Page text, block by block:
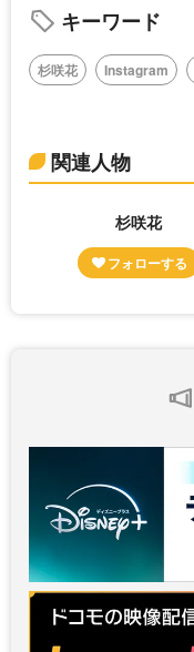
キーワード
杉咲花 Instagram
関連人物
杉咲花